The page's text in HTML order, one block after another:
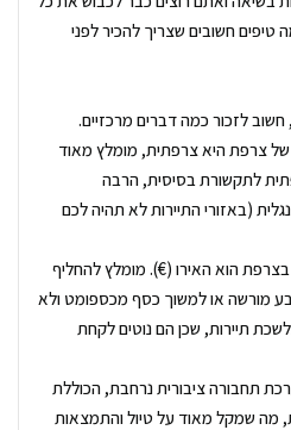
חשובים שצריך להכיר לפני
חשוב לזכור כמה דברים מרכזיים.
צרפת היא צרפתית, מומלץ מאוד
לתקשורת בסיסית, הרבה
(באזורי התיירות לא תהיה לכם
הוא האירו (€). מומלץ להחליף
מורשה או למשוך כסף מכספומט ולא
תיירות, שכן הם נוטים לקחת
תחבורה ציבורית נרחבת, הכוללת
מה שמקל מאוד על טיול והתמצאות